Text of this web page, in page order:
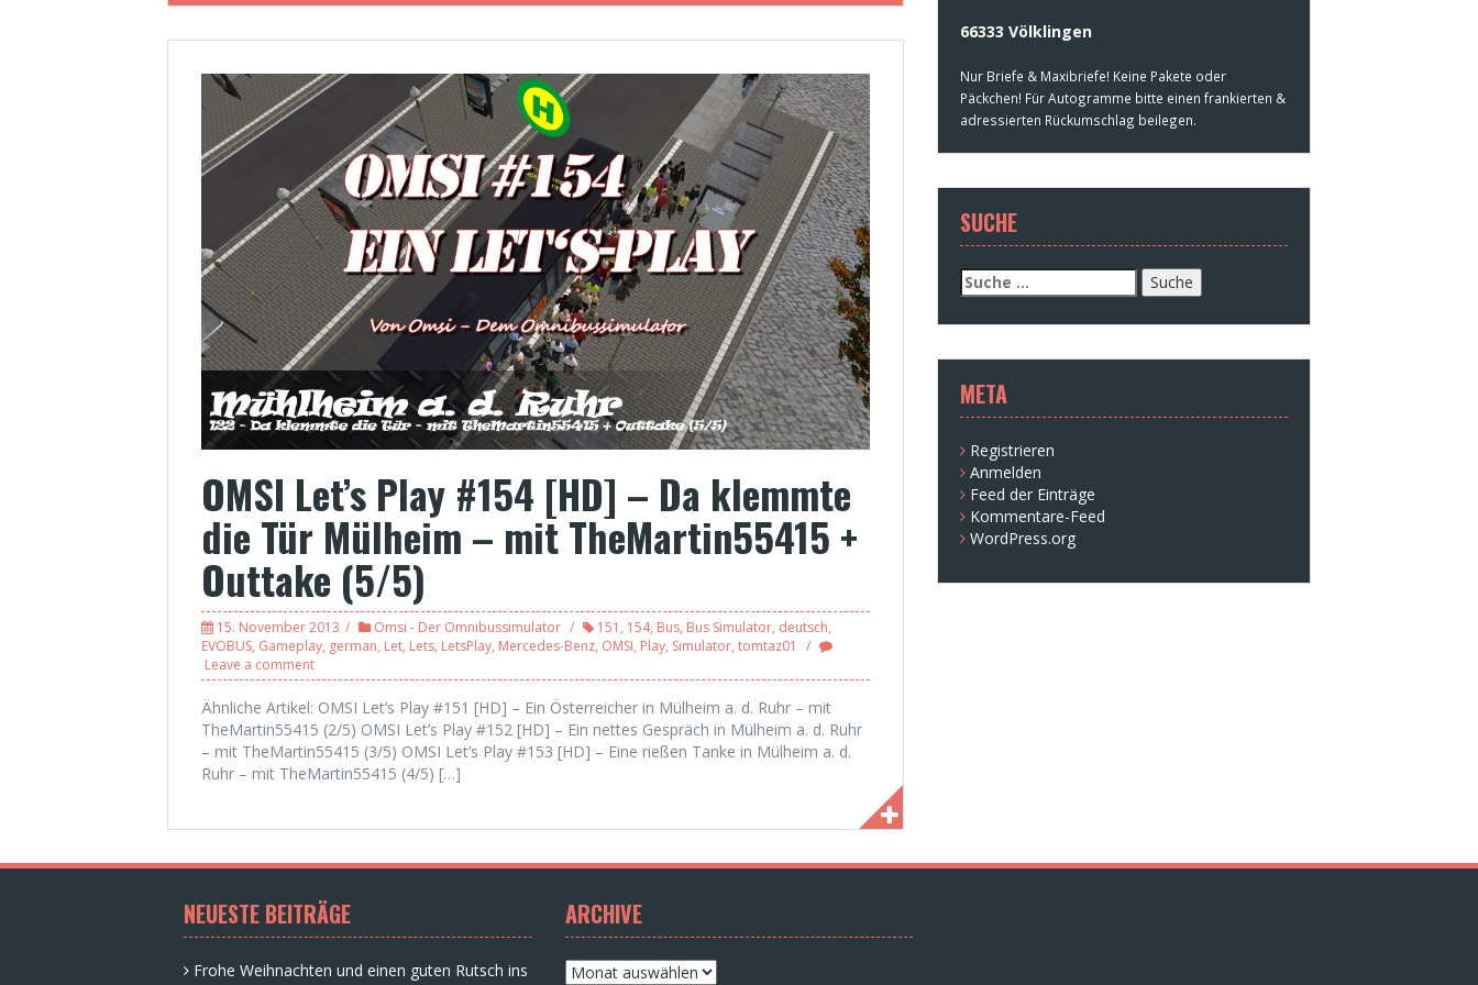
OMSI Let’s Play #154 [HD] – Da klemmte
die Tür Mülheim – mit TheMartin55415 +
Outtake (5/5)
15. November 2013 Omsi - Der Omnibussimulator 151 , 154, Bus, Bus Simulator, deutsch,
EVOBUS, Gameplay, german, Let, Lets, LetsPlay, Mercedes-Benz, OMSI, Play, Simulator, tomtaz01
Leave a comment
Ähnliche Artikel: OMSI Let’s Play #151 [HD] – Ein Österreicher in Mülheim a. d. Ruhr – mit
TheMartin55415 (2/5) OMSI Let’s Play #152 [HD] – Ein nettes Gespräch in Mülheim a. d. Ruhr
– mit TheMartin55415 (3/5) OMSI Let’s Play #153 [HD] – Eine rießen Tanke in Mülheim a. d.
Ruhr – mit TheMartin55415 (4/5) […]
66333 Völklingen
Nur Briefe & Maxibriefe! Keine Pakete oder
Päckchen! Für Autogramme bitte einen frankierten &
adressierten Rückumschlag beilegen.
SUCHE
Suche
nach:
META
Registrieren
Anmelden
Feed der Einträge
Kommentare-Feed
WordPress.org
NEUESTE BEITRÄGE
Frohe Weihnachten und einen guten Rutsch ins
ARCHIVE
Archive